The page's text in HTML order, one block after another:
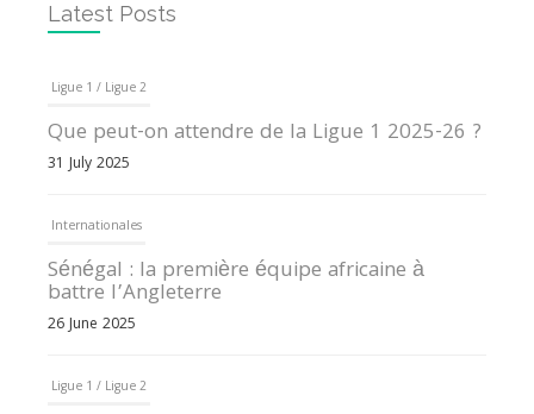
Latest Posts
Ligue 1 / Ligue 2
Que peut-on attendre de la Ligue 1 2025-26 ?
31 July 2025
Internationales
Sénégal : la première équipe africaine à
battre l’Angleterre
26 June 2025
Ligue 1 / Ligue 2